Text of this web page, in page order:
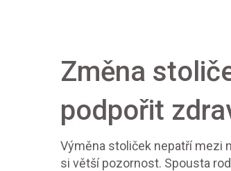
Změna
podpořit
Výměna stoliček nepatří mezi
si větší pozornost. Spousta